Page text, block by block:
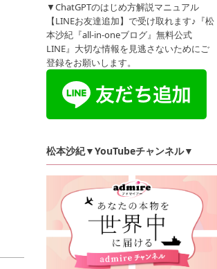
▼ChatGPTのはじめ方解説マニュアル
【LINEお友達追加】で受け取れます♪『松
本沙紀『all-in-oneブログ』無料公式
LINE』大切な情報を見逃さないためにご
登録をお願いします。
松本沙紀▼YouTubeチャンネル▼